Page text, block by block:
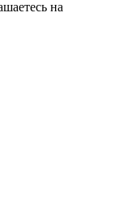
на